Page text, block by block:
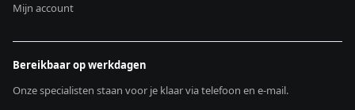
Mijn account
Bereikbaar op werkdagen
Onze specialisten staan voor je klaar via telefoon en e-mail.